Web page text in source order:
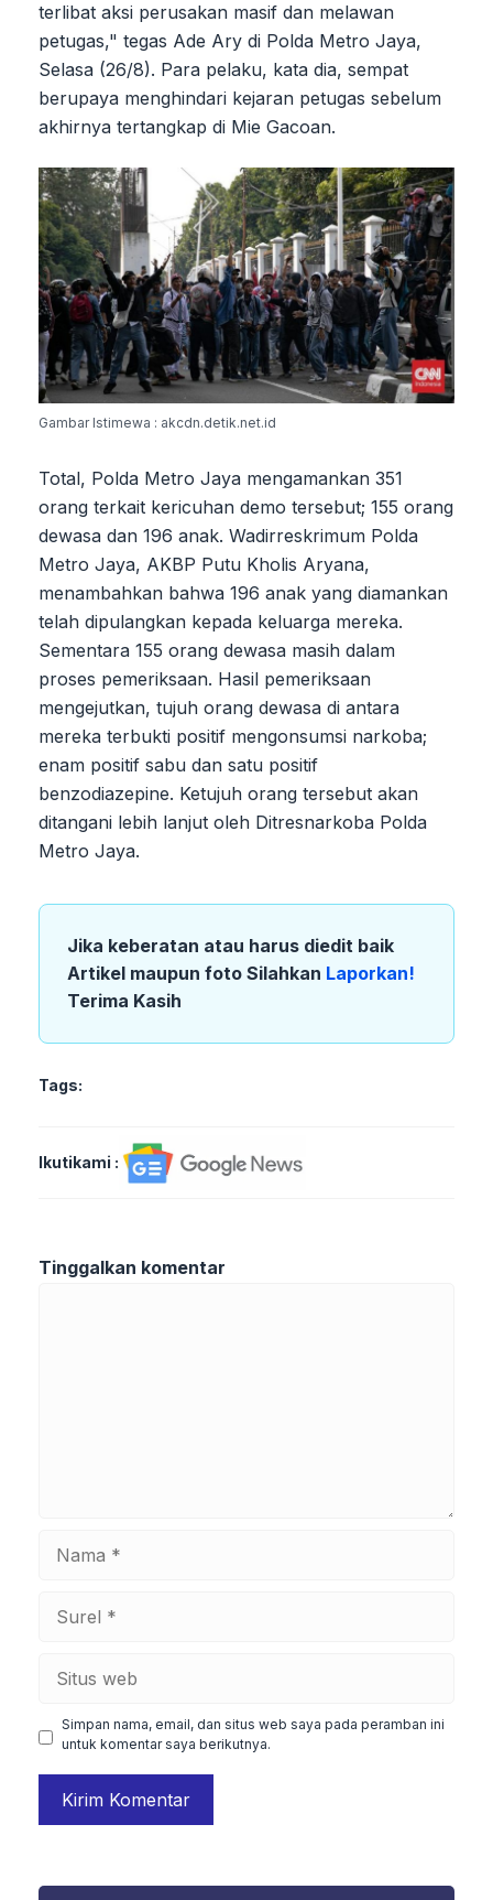
terlibat aksi perusakan masif dan melawan
petugas," tegas Ade Ary di Polda Metro Jaya,
Selasa (26/8). Para pelaku, kata dia, sempat
berupaya menghindari kejaran petugas sebelum
akhirnya tertangkap di Mie Gacoan.
Gambar Istimewa : akcdn.detik.net.id
Total, Polda Metro Jaya mengamankan 351
orang terkait kericuhan demo tersebut; 155 orang
dewasa dan 196 anak. Wadirreskrimum Polda
Metro Jaya, AKBP Putu Kholis Aryana,
menambahkan bahwa 196 anak yang diamankan
telah dipulangkan kepada keluarga mereka.
Sementara 155 orang dewasa masih dalam
proses pemeriksaan. Hasil pemeriksaan
mengejutkan, tujuh orang dewasa di antara
mereka terbukti positif mengonsumsi narkoba;
enam positif sabu dan satu positif
benzodiazepine. Ketujuh orang tersebut akan
ditangani lebih lanjut oleh Ditresnarkoba Polda
Metro Jaya.
Jika keberatan atau harus diedit baik
Artikel maupun foto Silahkan Laporkan!
Terima Kasih
Tags:
Ikutikami :
Tinggalkan komentar
Simpan nama, email, dan situs web saya pada peramban ini
untuk komentar saya berikutnya.